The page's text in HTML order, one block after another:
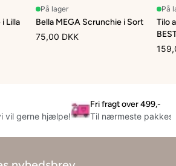
Lilla
På lager
Bella MEGA Scrunchie i Sort
75,00 DKK
På
Tilo
vil gerne hjælpe!
Fri fragt over 499,-
Til nærmeste